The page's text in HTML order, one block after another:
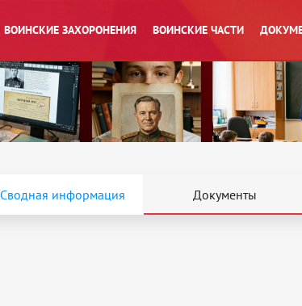
ВОИНСКИЕ ЗАХОРОНЕНИЯ ВОИНСКИЕ ЧАСТИ
Сводная информация Документы